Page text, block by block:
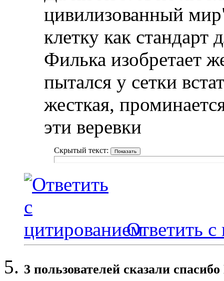
цивилизованный
клетку как
Филька изобретает
пытался у сетки
жесткая,
эти веревки
Скрытый текст:
Ответить с
3 пользователей сказали